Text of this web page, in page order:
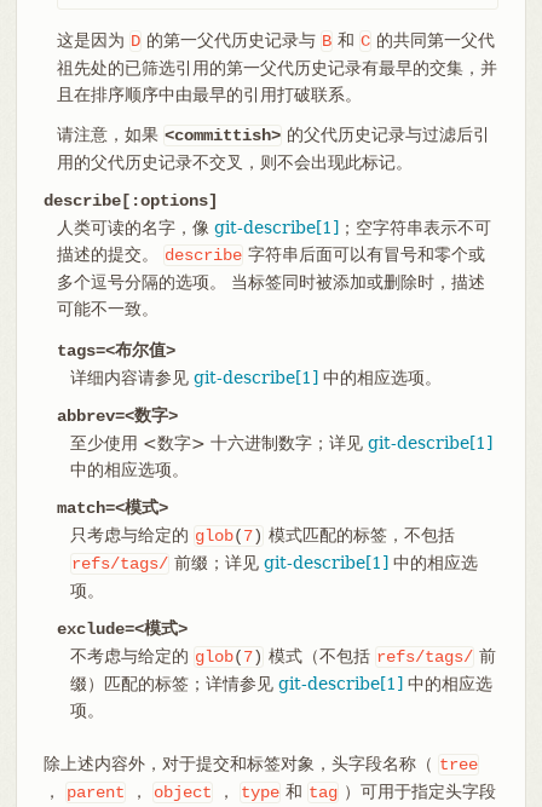
这是因为 D 的第一父代历史记录与 B 和 C 的共同第一父代
祖先处的已筛选引用的第一父代历史记录有最早的交集，并
且在排序顺序中由最早的引用打破联系。
请注意，如果 <committish> 的父代历史记录与过滤后引
用的父代历史记录不交叉，则不会出现此标记。
describe[:options]
人类可读的名字，像 git-describe[1] ；空字符串表示不可
描述的提交。
describe 字符串后面可以有冒号和零个或
多个逗号分隔的选项。 当标签同时被添加或删除时，描述
可能不一致。
tags=<布尔值>
详细内容请参见 git-describe[1] 中的相应选项。
abbrev=<数字>
至少使用 <数字> 十六进制数字；详见 git-describe[1]
中的相应选项。
match=<模式>
只考虑与给定的 glob(7) 模式匹配的标签，不包括
refs/tags/ 前缀；详见 git-describe[1] 中的相应选
项。
exclude=<模式>
不考虑与给定的 glob(7) 模式（不包括 refs/tags/ 前
缀）匹配的标签；详情参见 git-describe[1] 中的相应选
项。
除上述内容外，对于提交和标签对象，头字段名称（ tree
，
parent ， object ， type 和 tag ）可用于指定头字段